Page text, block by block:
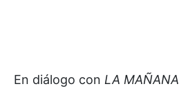
En diálogo con LA MAÑANA